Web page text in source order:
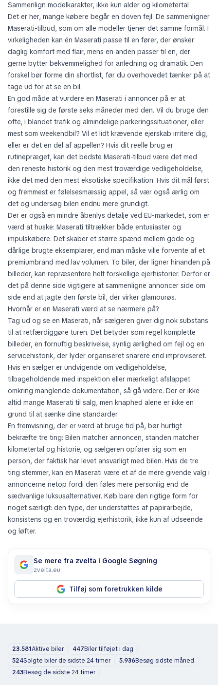
Sammenlign modelkarakter, ikke kun alder og kilometertal
Det er her, mange købere begår en doven fejl. De sammenligner
Maserati-tilbud, som om alle modeller tjener det samme formål. I
virkeligheden kan én Maserati passe til en fører, der ønsker
daglig komfort med flair, mens en anden passer til en, der
gerne bytter bekvemmelighed for anledning og dramatik. Den
forskel bør forme din shortlist, før du overhovedet tænker på at
tage ud for at se en bil.
En god måde at vurdere en Maserati i annoncer på er at
forestille sig de første seks måneder med den. Vil du bruge den
ofte, i blandet trafik og almindelige parkeringssituationer, eller
mest som weekendbil? Vil et lidt krævende ejerskab irritere dig,
eller er det en del af appellen? Hvis dit reelle brug er
rutinepræget, kan det bedste Maserati-tilbud være det med
den reneste historik og den mest troværdige vedligeholdelse,
ikke det med den mest eksotiske specifikation. Hvis dit mål først
og fremmest er følelsesmæssig appel, så vær også ærlig om
det og undersøg bilen endnu mere grundigt.
Der er også en mindre åbenlys detalje ved EU-markedet, som er
værd at huske: Maserati tiltrækker både entusiaster og
impulskøbere. Det skaber et større spænd mellem gode og
dårlige brugte eksemplarer, end man måske ville forvente af et
premiumbrand med lav volumen. To biler, der ligner hinanden på
billeder, kan repræsentere helt forskellige ejerhistorier. Derfor er
det på denne side vigtigere at sammenligne annoncer side om
side end at jagte den første bil, der virker glamourøs.
Hvornår er en Maserati værd at se nærmere på?
Tag ud og se en Maserati, når sælgeren giver dig nok substans
til at retfærdiggøre turen. Det betyder som regel komplette
billeder, en fornuftig beskrivelse, synlig ærlighed om fejl og en
servicehistorik, der lyder organiseret snarere end improviseret.
Hvis en sælger er undvigende om vedligeholdelse,
tilbageholdende med inspektion eller mærkeligt afslappet
omkring manglende dokumentation, så gå videre. Der er ikke
altid mange Maserati til salg, men knaphed alene er ikke en
grund til at sænke dine standarder.
En fremvisning, der er værd at bruge tid på, bør hurtigt
bekræfte tre ting: Bilen matcher annoncen, standen matcher
kilometertal og historie, og sælgeren opfører sig som en
person, der faktisk har levet ansvarligt med bilen. Hvis de tre
ting stemmer, kan en Maserati være et af de mere givende valg i
annoncerne netop fordi den føles mere personlig end de
sædvanlige luksusalternativer. Køb bare den rigtige form for
noget særligt: den type, der understøttes af papirarbejde,
konsistens og en troværdig ejerhistorik, ikke kun af udseende
og løfter.
Se mere fra zvelta i Google Søgning
zvelta.eu
Tilføj som foretrukken kilde
23.581Aktive biler 447Biler tilføjet i dag
524Solgte biler de sidste 24 timer 5.936Besøg sidste måned
243Besøg de sidste 24 timer